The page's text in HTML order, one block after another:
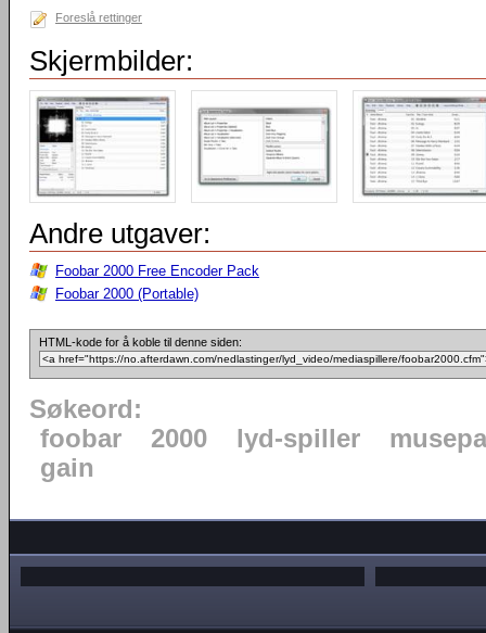
Foreslå rettinger
Skjermbilder:
Andre utgaver:
Foobar 2000 Free Encoder Pack
Foobar 2000 (Portable)
HTML-kode for å koble til denne siden:
Søkeord:
foobar
2000 lyd-spiller
gain